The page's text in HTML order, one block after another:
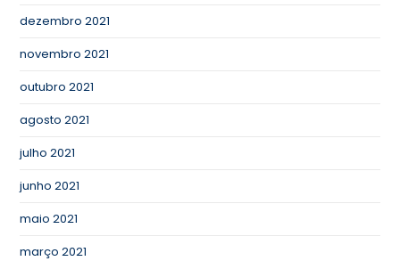
dezembro 2021
novembro 2021
outubro 2021
agosto 2021
julho 2021
junho 2021
maio 2021
março 2021